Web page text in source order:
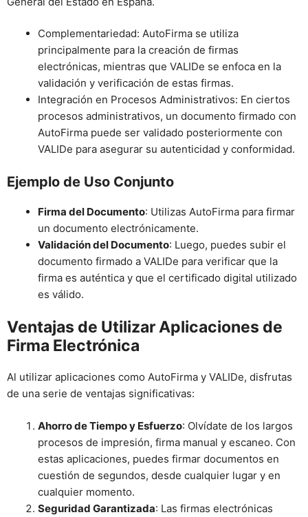
Complementariedad: AutoFirma se utiliza
principalmente para la creación de firmas
electrónicas, mientras que VALIDe se enfoca en la
validación y verificación de estas firmas.
Integración en Procesos Administrativos: En ciertos
procesos administrativos, un documento firmado con
AutoFirma puede ser validado posteriormente con
VALIDe para asegurar su autenticidad y conformidad.
Ejemplo de Uso Conjunto
Firma del Documento: Utilizas AutoFirma para firmar
un documento electrónicamente.
Validación del Documento: Luego, puedes subir el
documento firmado a VALIDe para verificar que la
firma es auténtica y que el certificado digital utilizado
es válido.
Ventajas de Utilizar Aplicaciones de
Firma Electrónica
Al utilizar aplicaciones como AutoFirma y VALIDe, disfrutas
de una serie de ventajas significativas:
Ahorro de Tiempo y Esfuerzo: Olvídate de los largos
procesos de impresión, firma manual y escaneo. Con
estas aplicaciones, puedes firmar documentos en
cuestión de segundos, desde cualquier lugar y en
cualquier momento.
Seguridad Garantizada: Las firmas electrónicas